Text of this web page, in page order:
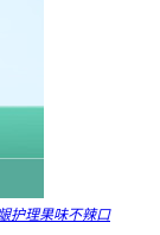
护理果味不辣口